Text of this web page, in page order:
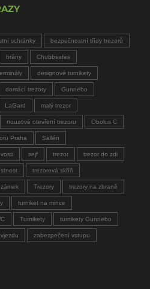
schránky bezpečnostní třídy trezorů
brány Chubbsafes
designové turnikety
domácí trezory Gunnebo
LaGard malý trezor
nouzové otevření trezoru Obolus C
Praha Sallén
sejf trezor trezor do zdi
trezorová skříň
Trezory trezory na zbraně
turniket na mince
Turnikety turnikety Gunnebo
zabezpečení vstupu